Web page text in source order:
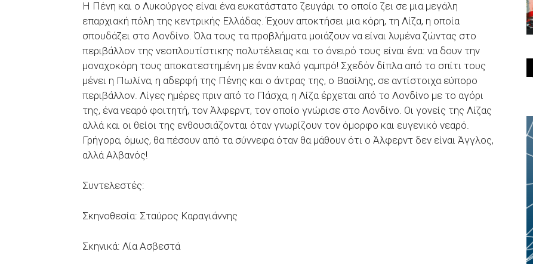
Η Πένη και ο Λυκούργος είναι ένα ευκατάστατο ζευγάρι το οποίο ζει σε μια μεγάλη
επαρχιακή πόλη της κεντρικής Ελλάδας. Έχουν αποκτήσει μια κόρη, τη Λίζα, η οποία
σπουδάζει στο Λονδίνο. Όλα τους τα προβλήματα μοιάζουν να είναι λυμένα ζώντας στο
περιβάλλον της νεοπλουτίστικης πολυτέλειας και το όνειρό τους είναι ένα: να δουν την
μοναχοκόρη τους αποκατεστημένη με έναν καλό γαμπρό! Σχεδόν δίπλα από το σπίτι τους
μένει η Πωλίνα, η αδερφή της Πένης και ο άντρας της, ο Βασίλης, σε αντίστοιχα εύπορο
περιβάλλον. Λίγες ημέρες πριν από το Πάσχα, η Λίζα έρχεται από το Λονδίνο με το αγόρι
της, ένα νεαρό φοιτητή, τον Άλφερντ, τον οποίο γνώρισε στο Λονδίνο. Οι γονείς της Λίζας
αλλά και οι θείοι της ενθουσιάζονται όταν γνωρίζουν τον όμορφο και ευγενικό νεαρό.
Γρήγορα, όμως, θα πέσουν από τα σύννεφα όταν θα μάθουν ότι ο Άλφερντ δεν είναι Άγγλος,
αλλά Αλβανός!
Συντελεστές:
Σκηνοθεσία: Σταύρος Καραγιάννης
Σκηνικά: Λία Ασβεστά